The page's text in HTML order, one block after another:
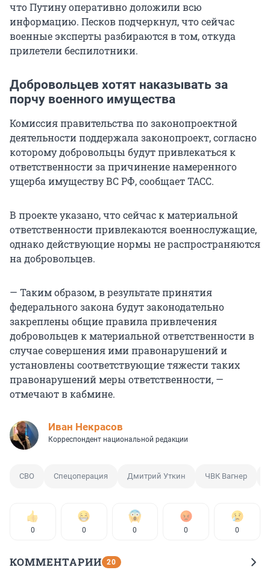
что Путину оперативно доложили всю
информацию. Песков подчеркнул, что сейчас
военные эксперты разбираются в том, откуда
прилетели беспилотники.
Добровольцев хотят наказывать за
порчу военного имущества
Комиссия правительства по законопроектной
деятельности поддержала законопроект, согласно
которому добровольцы будут привлекаться к
ответственности за причинение намеренного
ущерба имуществу ВС РФ, сообщает ТАСС.
В проекте указано, что сейчас к материальной
ответственности привлекаются военнослужащие,
однако действующие нормы не распространяются
на добровольцев.
— Таким образом, в результате принятия
федерального закона будут законодательно
закреплены общие правила привлечения
добровольцев к материальной ответственности в
случае совершения ими правонарушений и
установлены соответствующие тяжести таких
правонарушений меры ответственности, —
отмечают в кабмине.
Иван Некрасов
Корреспондент национальной редакции
СВО Спецоперация Дмитрий Уткин ЧВК Вагнер
0 0 0 0 0
КОММЕНТАРИИ 20